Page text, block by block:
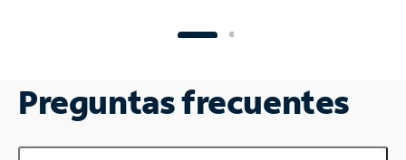
Preguntas frecuentes